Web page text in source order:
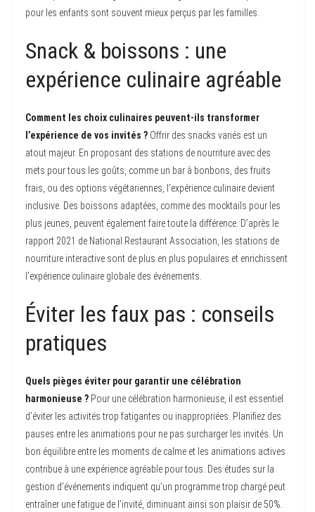
pour les enfants sont souvent mieux perçus par les familles.
Snack & boissons : une
expérience culinaire agréable
Comment les choix culinaires peuvent-ils transformer
l’expérience de vos invités ? Offrir des snacks variés est un
atout majeur. En proposant des stations de nourriture avec des
mets pour tous les goûts, comme un bar à bonbons, des fruits
frais, ou des options végétariennes, l’expérience culinaire devient
inclusive. Des boissons adaptées, comme des mocktails pour les
plus jeunes, peuvent également faire toute la différence. D’après le
rapport 2021 de National Restaurant Association, les stations de
nourriture interactive sont de plus en plus populaires et enrichissent
l’expérience culinaire globale des événements.
Éviter les faux pas : conseils
pratiques
Quels pièges éviter pour garantir une célébration
harmonieuse ? Pour une célébration harmonieuse, il est essentiel
d’éviter les activités trop fatigantes ou inappropriées. Planifiez des
pauses entre les animations pour ne pas surcharger les invités. Un
bon équilibre entre les moments de calme et les animations actives
contribue à une expérience agréable pour tous. Des études sur la
gestion d’événements indiquent qu’un programme trop chargé peut
entraîner une fatigue de l’invité, diminuant ainsi son plaisir de 50%.